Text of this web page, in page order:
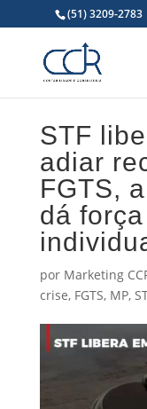
(51) 3209-2783
STF
adiar
FGTS,
dá
por Marketing
crise, FGTS, MP,